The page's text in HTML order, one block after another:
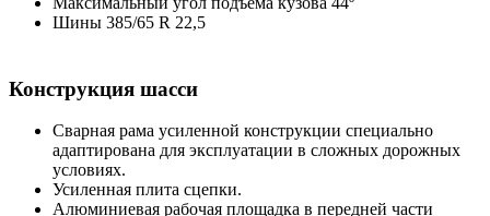
Шины 385/65 R 22,5
Конструкция шасси
Сварная рама усиленной конструкции специально
адаптирована для эксплуатации в сложных дорожных
условиях.
Усиленная плита сцепки.
Алюминиевая рабочая площадка в передней части